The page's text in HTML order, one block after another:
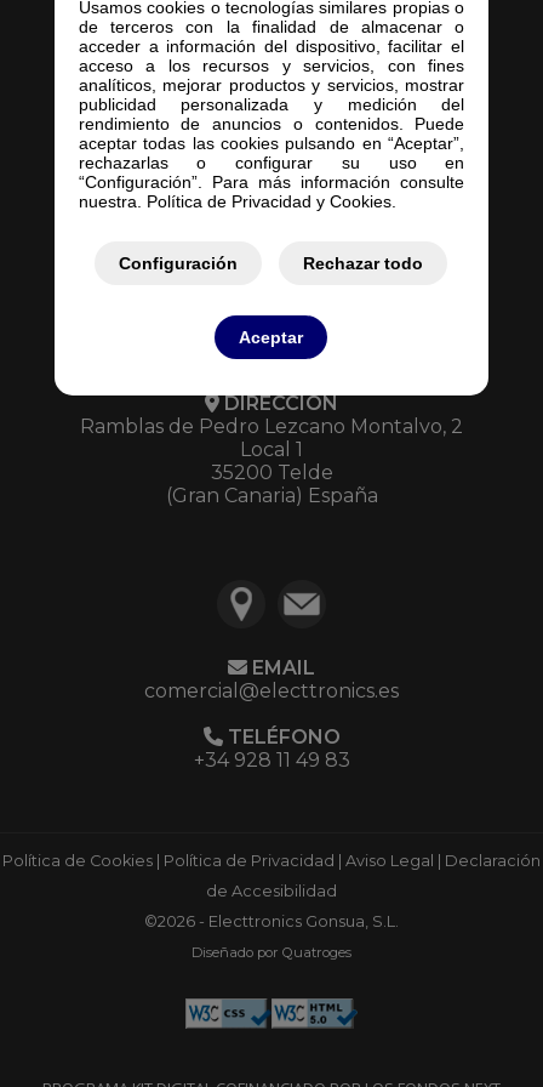
Usamos cookies o tecnologías similares propias o
de terceros con la finalidad de almacenar o
acceder a información del dispositivo, facilitar el
acceso a los recursos y servicios, con fines
analíticos, mejorar productos y servicios, mostrar
publicidad personalizada y medición del
rendimiento de anuncios o contenidos. Puede
aceptar todas las cookies pulsando en “Aceptar”,
rechazarlas o configurar su uso en
“Configuración”. Para más información consulte
nuestra. Política de Privacidad y Cookies.
Configuración Rechazar todo
Aceptar
Inicio
Empresa
Servicios
Contacto
Mis Pedidos
Mis Presupuestos
DIRECCIÓN
Ramblas de Pedro Lezcano Montalvo, 2
Local 1
35200 Telde
(Gran Canaria) España
EMAIL
comercial@electtronics.es
TELÉFONO
+34 928 11 49 83
Política de Cookies Política de Privacidad Aviso Legal
Declaración
de Accesibilidad
©2026 - Electtronics Gonsua, S.L.
Diseñado por Quatroges